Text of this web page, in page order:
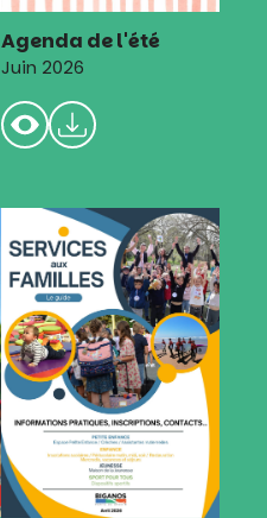
Agenda de l'été
Juin 2026